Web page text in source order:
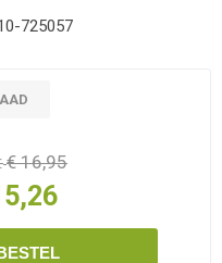
725057
€ 16,95